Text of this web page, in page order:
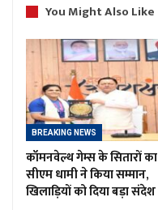
You Might Also Like
BREAKING NEWS
कॉमनवेल्थ गेम्स के सितारों का
सीएम धामी ने किया सम्मान,
खिलाड़ियों को दिया बड़ा संदेश